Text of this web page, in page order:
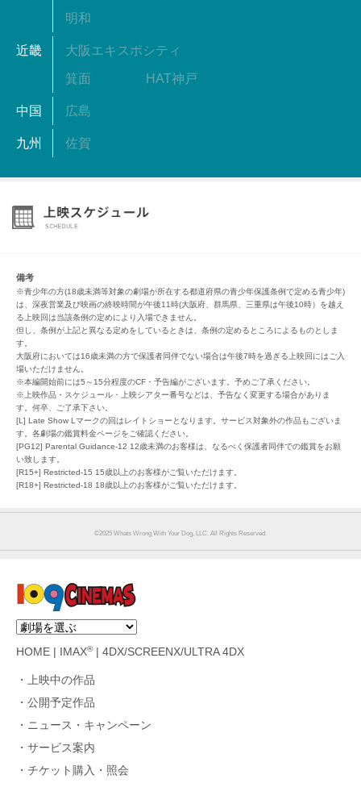
明和
近畿 大阪エキスポシティ
箕面 HAT神戸
中国 広島
九州 佐賀
備考
※青少年の方(18歳未満等対象の劇場が所在する都道府県の青少年保護条例で定める青少年)
は、深夜営業及び映画の終映時間が午後11時(大阪府、群馬県、三重県は午後10時）を越え
る上映回は当該条例の定めにより入場できません。
但し、条例が上記と異なる定めをしているときは、条例の定めるところによるものとしま
す。
大阪府においては16歳未満の方で保護者同伴でない場合は午後7時を過ぎる上映回にはご入
場いただけません。
※本編開始前には5～15分程度のCF・予告編がございます。予めご了承ください。
※上映作品・スケジュール・上映シアター番号などは、予告なく変更する場合がありま
す。何卒、ご了承下さい。
[L] Late Show Lマークの回はレイトショーとなります。サービス対象外の作品もございま
す。各劇場の鑑賞料金ページをご確認ください。
[PG12] Parental Guidance-12 12歳未満のお客様は、なるべく保護者同伴での鑑賞をお願
い致します。
[R15+] Restricted-15 15歳以上のお客様がご覧いただけます。
[R18+] Restricted-18 18歳以上のお客様がご覧いただけます。
©︎2025 Whats Wrong With Your Dog, LLC. All Rights Reserved.
HOME IMAX®| 4DX/SCREENX/ULTRA 4DX
上映中の作品
公開予定作品
ニュース・キャンペーン
サービス案内
チケット購入・照会